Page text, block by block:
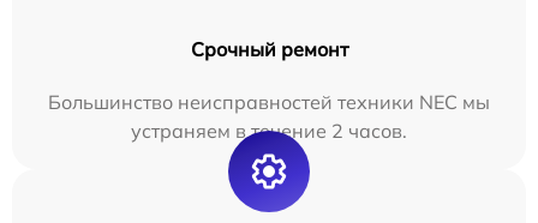
Срочный ремонт
Большинство неисправностей техники NEC мы
устраняем в течение 2 часов.